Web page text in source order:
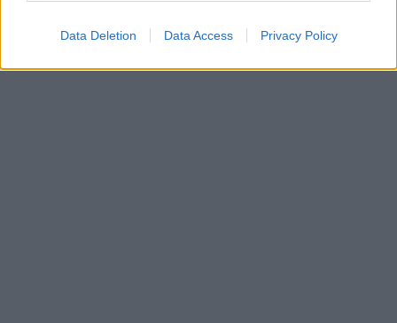
Data Deletion Data Access Privacy Policy